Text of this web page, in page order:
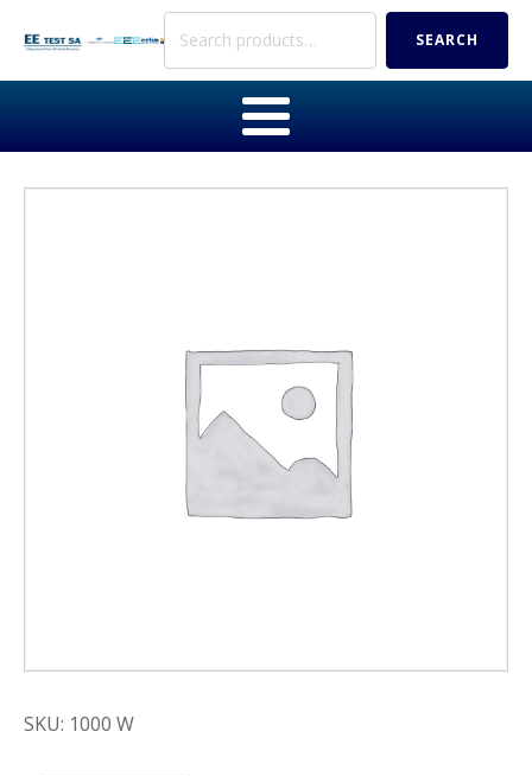
Search
SEARCH
SKU: 1000 W